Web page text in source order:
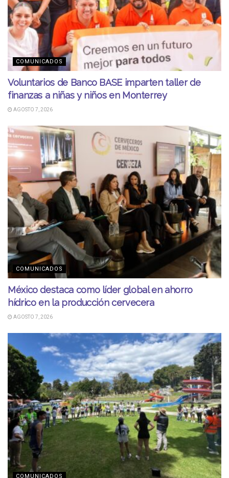
COMUNICADOS
Voluntarios de Banco BASE imparten taller de
finanzas a niñas y niños en Monterrey
AGOSTO 7, 2026
COMUNICADOS
México destaca como líder global en ahorro
hídrico en la producción cervecera
AGOSTO 7, 2026
COMUNICADOS